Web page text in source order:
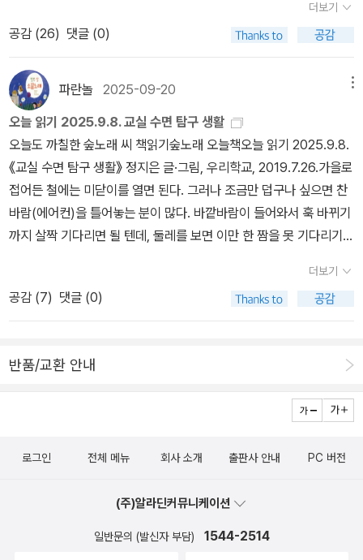
고 피부는 28세 구강 상태는 17살, 폐활량은 18세 수준 까지 되돌
렸다.매년 회춘 하기 위해 27억의 돈을 쏟아 붓는 브라이언 존스의
하루 일과는 철저한 회춘 프로젝트에 맞춰져 있다.오전 6시에 일어
나서 오전 11시까지 천천히 음식물을 2250칼로리(kcal)정도 섭취
하고 4~5시간가량 '집중된 사고'를 위한 시간을 갖는다. 그는 외출
할 때는 반드시 선크림을 바르고 햇볕을 차단하는 SUV용 모자를 쓰
고 선글라스를 착용한다. 매일 100여알의 영양·보충제를 복용하고,
매주 3회 고강도 운동을 하는 브라이언 존스는 술은 전혀 마시지 않
는다.오후 8시 30분에는 반드시 취침을 하는 그에게 매달린 의사들
은 총 30여명으로 이들에게 정기적으로 체지방 스캔과 자기공명영
상(MRI) 검사를 받는다.이렇게 수년간의 수백만 달러가 투입된 초
고가 역노화 프로젝트를 진행했던 백만장자가 마침내 공개한 장수 비
결의 결론은 가장 오래된 건강 원칙에서 크게 벗어나지 않았다. 설탕
과 스트레칭을 하고 매일 8시간 수면, 밤 12시 이전 취침 해야 스트
쏟아 붓지 않아도 노화 진행 상황의 속도를 늦추며 건강한 삶을 유지
할 수 있다.누구나 쉽게 실천 할 수 있는 노화 프로젝트의 핵심은 GL
P-1 비만 치료제를 복용이나 웨어러블 기기를 착용해서 실시간 건강
다 충분히 자고, 술을 줄이고, 몸을 꾸준히 움직이라는 것이다. OEC
회원국 가운데 일본을 제외하고는 가장 낮다.인간은 잠자는 동안 뇌
더보기
공감 (26) 댓글 (0)
파란놀 2025-09-20
오늘 읽기 2025.9.8. 교실 수면 탐구 생활
오늘도 까칠한 숲노래 씨 책읽기숲노래 오늘책오늘 읽기 2025.9.8.
《교실 수면 탐구 생활》 정지은 글·그림, 우리학교, 2019.7.26.가을로
접어든 철에는 미닫이를 열면 된다. 그러나 조금만 덥구나 싶으면 찬
바람(에어컨)을 틀어놓는 분이 많다. 바깥바람이 들어와서 훅 바뀌기
까지 살짝 기다리면 될 텐데, 둘레를 보면 이만 한 짬을 못 기다리기
다. 사내바보(남아선호)에 사로잡힌 나머지 딸을 함부로 굴린 슬픈 굴
레에 갇힌 터라 삶길이 흔들릴 뿐이다. 온누리 암수(여남)는 고루 태
어나서 자라고 어울려서 새롭게 한빛을 이루기에 들숲메바다가 푸르
산’으로 삼을 노릇이지 싶다. 아니, ‘서울(수도)’을 해마다 옮겨야지
싶다. 나라지기와 나라일꾼은 해마다 일터를 골고루 돌면서 온나라를
살펴야지 싶다. 해마다 뭇고을을 돌면서 일하면 막삽질이 사라지면서
을 읽었다. 배우러 나온 아이들이 배우지 않고서 자는 이 나라는 더없
는가. 이 아이들은 푸른철에 왜 살림도 사랑도 숲도 등진 채 수렁(대
학입시)에 얽매여야 하는가. 누가 아이들 발을 묶는가. 이제는 길(학
더보기
공감 (7) 댓글 (0)
반품/교환 안내
로그인 전체 메뉴 회사 소개 출판사 안내 PC 버전
(주)알라딘커뮤니케이션
일반문의 (발신자 부담) 1544-2514